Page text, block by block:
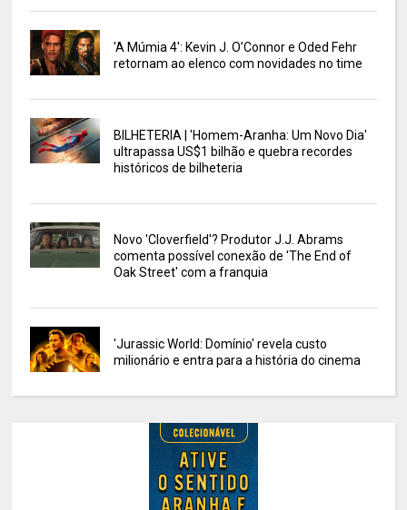
'A Múmia 4': Kevin J. O’Connor e Oded Fehr
retornam ao elenco com novidades no time
BILHETERIA | 'Homem-Aranha: Um Novo Dia'
ultrapassa US$1 bilhão e quebra recordes
históricos de bilheteria
Novo 'Cloverfield'? Produtor J.J. Abrams
comenta possível conexão de 'The End of
Oak Street' com a franquia
'Jurassic World: Domínio' revela custo
milionário e entra para a história do cinema